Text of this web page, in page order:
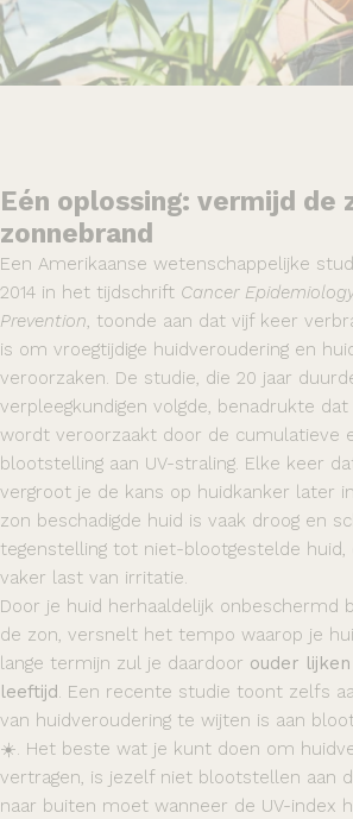
Eén oplossing: vermijd de
zonnebrand
Een Amerikaanse wetenschappelijke
2014 in het tijdschrift Cancer
Prevention, toonde aan dat vijf keer
is om vroegtijdige huidveroudering en
veroorzaken. De studie, die 20 jaar
verpleegkundigen volgde, benadrukte
wordt veroorzaakt door de cumulatieve
blootstelling aan UV-straling. Elke keer
vergroot je de kans op huidkanker later
zon beschadigde huid is vaak droog en
tegenstelling tot niet-blootgestelde huid,
vaker last van irritatie.
Door je huid herhaaldelijk onbeschermd
de zon, versnelt het tempo waarop je
lange termijn zul je daardoor ouder
leeftijd. Een recente studie toont zelfs
van huidveroudering te wijten is aan
☀️. Het beste wat je kunt doen om
vertragen, is jezelf niet blootstellen aan
naar buiten moet wanneer de UV-index